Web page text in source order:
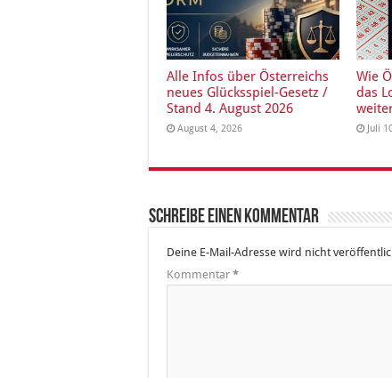
Alle Infos über Österreichs
neues Glücksspiel-Gesetz /
Stand 4. August 2026
August 4, 2026
Wie
das
Juli
Schreibe einen Kommentar
Deine E-Mail-Adresse wird nicht
Kommentar *